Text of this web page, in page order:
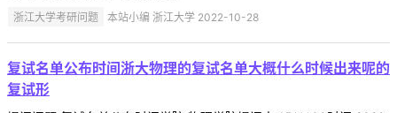
浙江大学考研问题 本站小编 浙江大学 2022-10-28
复试名单公布时间浙大物理的复试名单大概什么时候出来呢的
复试形